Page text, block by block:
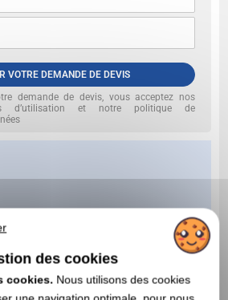
VOTRE DEMANDE DE DEVIS
demande de devis, vous acceptez nos
d’utilisation et notre politique de
des cookies
cookies. Nous utilisons des cookies